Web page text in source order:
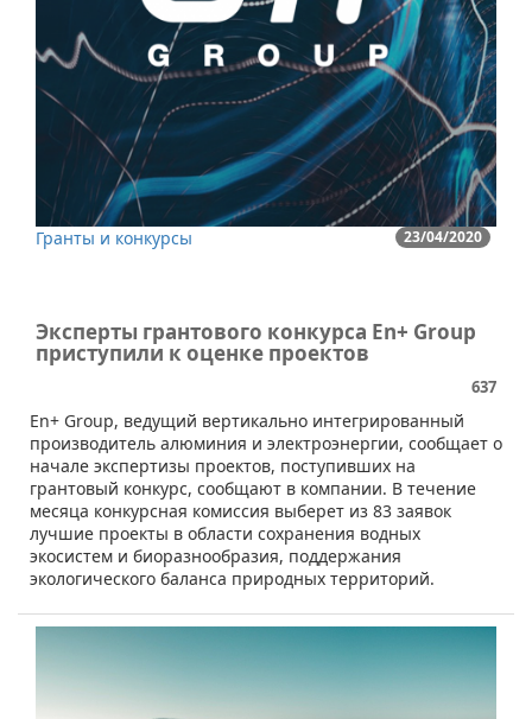
23/04/2020
Гранты и конкурсы
Эксперты грантового конкурса En+ Group
приступили к оценке проектов
637
En+ Group, ведущий вертикально интегрированный
производитель алюминия и электроэнергии, сообщает о
начале экспертизы проектов, поступивших на
грантовый конкурс, сообщают в компании. В течение
месяца конкурсная комиссия выберет из 83 заявок
лучшие проекты в области сохранения водных
экосистем и биоразнообразия, поддержания
экологического баланса природных территорий.